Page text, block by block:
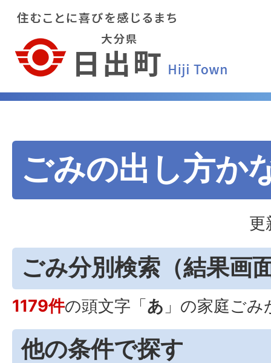
ごみの出し方か
更
ごみ分別検索 （結果画
1179件の頭文字「あ 」の家庭ごみ
他の条件で探す